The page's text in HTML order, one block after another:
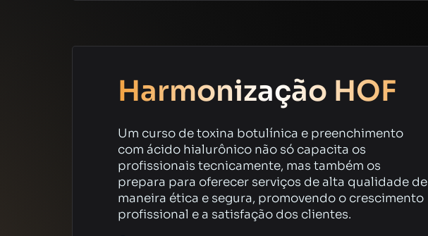
Harmonização HOF
Um curso de toxina botulínica e preenchimento
com ácido hialurônico não só capacita os
profissionais tecnicamente, mas também os
prepara para oferecer serviços de alta qualidade de
maneira ética e segura, promovendo o crescimento
profissional e a satisfação dos clientes.